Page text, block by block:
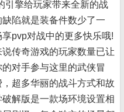
擎给玩家带来全新的战
陷就是装备件数少了一
pvp对战中的更多快乐哦!
传奇游戏的玩家数量已让
对手参与这里的武侠冒
超多华丽的战斗方式和故
解版是一款场环境设置相